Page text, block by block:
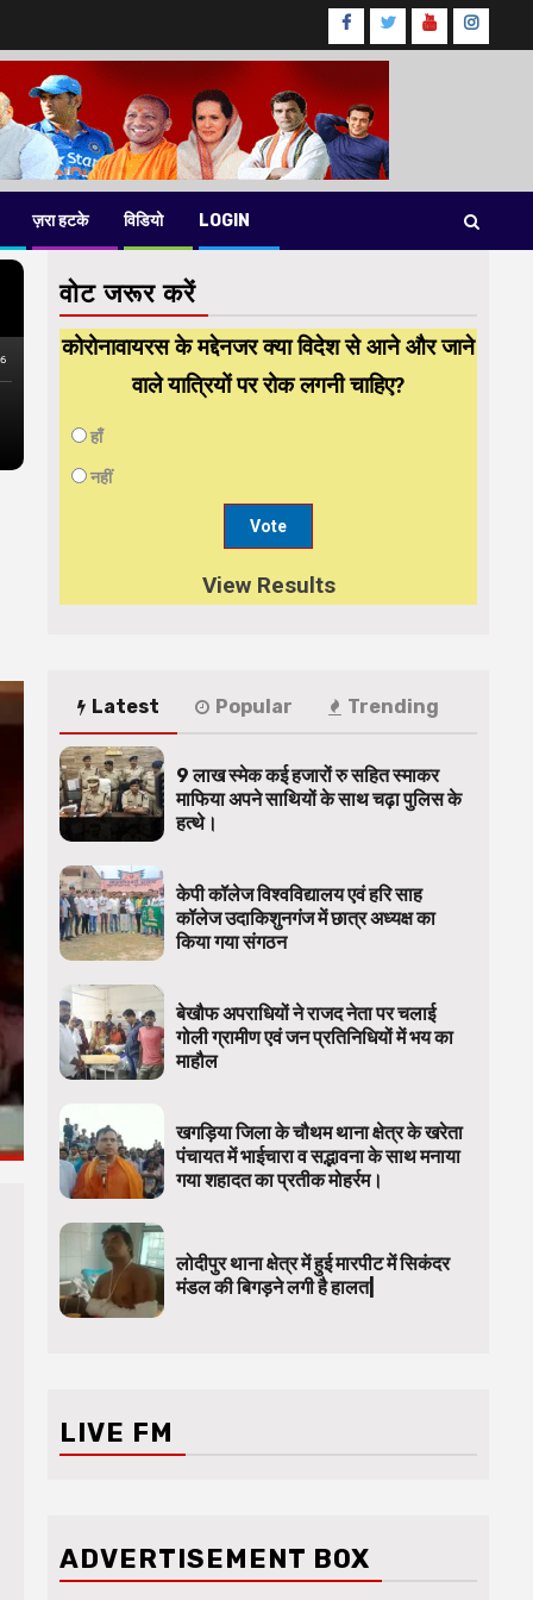
Facebook
TwitterYoutube
ज़रा हटके विडियो LOGIN
वोट जरूर करें
कोरोनावायरस के मद्देनजर क्या विदेश से आने और जाने
वाले यात्रियों पर रोक लगनी चाहिए?
हाँ
नहीं
View Results
Latest Popular Trending
9 लाख स्मेक कई हजारों रु सहित स्माकर
माफिया अपने साथियों के साथ चढ़ा पुलिस के
हत्थे।
केपी कॉलेज विश्वविद्यालय एवं हरि साह
कॉलेज उदाकिशुनगंज में छात्र अध्यक्ष का
किया गया संगठन
बेखौफ अपराधियों ने राजद नेता पर चलाई
गोली ग्रामीण एवं जन प्रतिनिधियों में भय का
माहौल
खगड़िया जिला के चौथम थाना क्षेत्र के खरेता
पंचायत में भाईचारा व सद्भावना के साथ मनाया
गया शहादत का प्रतीक मोहर्रम।
लोदीपुर थाना क्षेत्र में हुई मारपीट में सिकंदर
मंडल की बिगड़ने लगी है हालत|
LIVE FM
ADVERTISEMENT BOX